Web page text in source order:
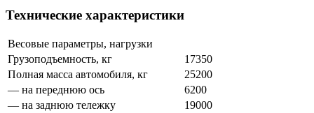
Технические характеристики
Весовые параметры, нагрузки
Грузоподъемность, кг
17350
Полная масса автомобиля, кг
25200
— на переднюю ось
6200
— на заднюю тележку
19000